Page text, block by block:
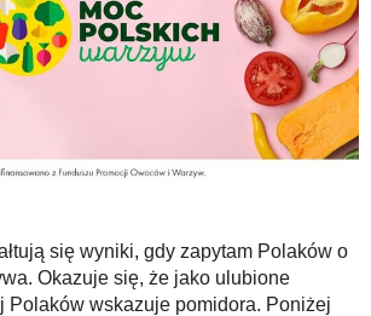
się wyniki, gdy zapytam Polaków o
Okazuje się, że jako ulubione
Polaków wskazuje pomidora. Poniżej